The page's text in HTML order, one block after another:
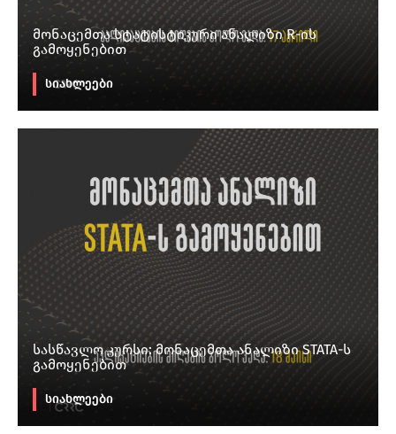
მონაცემთა სტატისტიკური ანალიზი R-ის
გამოყენებით
სიახლეები
სასწავლო კურსი: მონაცემთა ანალიზი STATA-ს
გამოყენებით
სიახლეები